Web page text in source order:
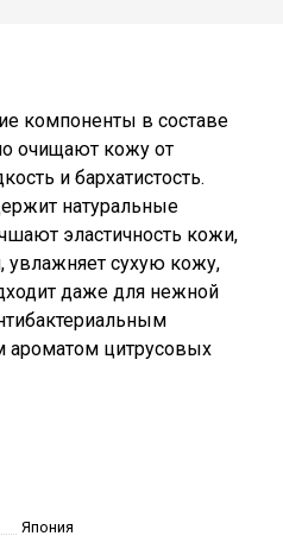
компоненты в составе
очищают кожу от
и бархатистость.
натуральные
эластичность кожи,
сухую кожу,
даже для нежной
ароматом цитрусовых
Япония